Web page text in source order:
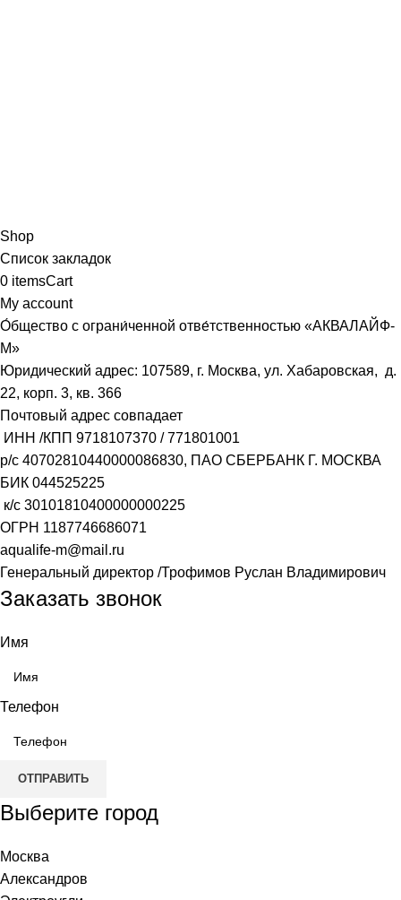
Shop
Список закладок
0 itemsCart
My account
О́бщество с ограни́ченной отве́тственностью «АКВАЛАЙФ-
М»
Юридический адрес: 107589, г. Москва, ул. Хабаровская, д.
22, корп. 3, кв. 366
Почтовый адрес совпадает
ИНН /КПП 9718107370 /771801001
р/с 40702810440000086830, ПАО СБЕРБАНК Г. МОСКВА
БИК 044525225
к/с 30101810400000000225
ОГРН 1187746686071
aqualife-m@mail.ru
Генеральный директор /Трофимов Руслан Владимирович
Заказать звонок
Имя
Телефон
ОТПРАВИТЬ
Выберите город
Москва
Александров